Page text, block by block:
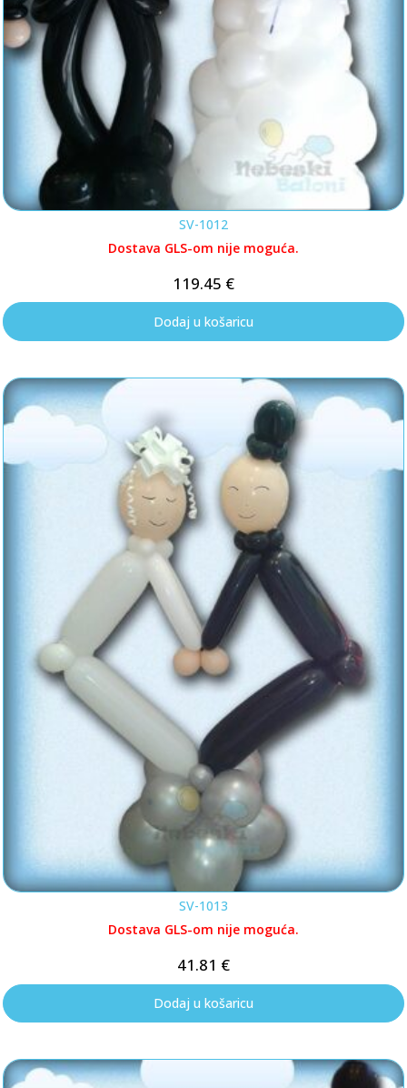
SV-1012
Dostava GLS-om nije moguća.
119.45 €
Dodaj u košaricu
SV-1013
Dostava GLS-om nije moguća.
41.81 €
Dodaj u košaricu